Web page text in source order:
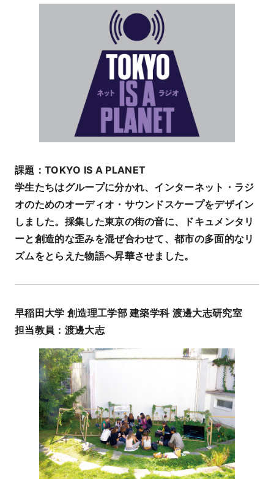
課題：TOKYO IS A PLANET
学生たちはグループに分かれ、インターネット・ラジ
オのためのオーディオ・サウンドスケープをデザイン
しました。採集した東京の街の音に、ドキュメンタリ
ーと創造的な歪みを混ぜ合わせて、都市の多面的なリ
ズムをとらえた物語へ昇華させました。
早稲田大学 創造理工学部 建築学科 渡邊大志研究室
担当教員：渡邊大志